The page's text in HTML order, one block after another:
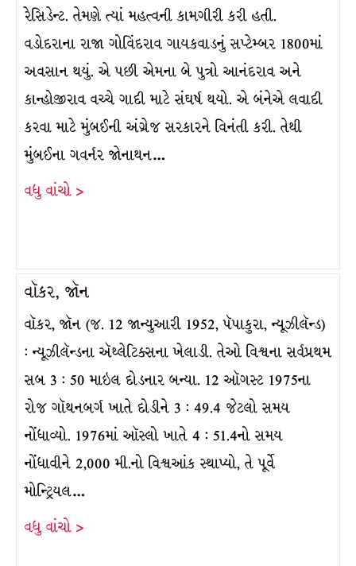
રેસિડેન્ટ. તેમણે ત્યાં મહત્વની કામગીરી કરી હતી.
વડોદરાના રાજા ગોવિંદરાવ ગાયકવાડનું સપ્ટેમ્બર 1800માં
અવસાન થયું. એ પછી એમના બે પુત્રો આનંદરાવ અને
કાન્હોજીરાવ વચ્ચે ગાદી માટે સંઘર્ષ થયો. એ બંનેએ લવાદી
કરવા માટે મુંબઈની અંગ્રેજ સરકારને વિનંતી કરી. તેથી
મુંબઈના ગવર્નર જોનાથન…
વધુ વાંચો >
વૉકર, જૉન
વૉકર, જૉન (જ. 12 જાન્યુઆરી 1952, પૅપાકુરા, ન્યૂઝીલૅન્ડ)
: ન્યૂઝીલૅન્ડના ઍથ્લેટિક્સના ખેલાડી. તેઓ વિશ્વના સર્વપ્રથમ
સબ 3 : 50 માઇલ દોડનાર બન્યા. 12 ઑગસ્ટ 1975ના
રોજ ગૉથનબર્ગ ખાતે દોડીને 3 : 49.4 જેટલો સમય
નોંધાવ્યો. 1976માં ઑસ્લો ખાતે 4 : 51.4નો સમય
નોંધાવીને 2,000 મી.નો વિશ્વઆંક સ્થાપ્યો, તે પૂર્વે
મોન્ટ્રિયલ…
વધુ વાંચો >